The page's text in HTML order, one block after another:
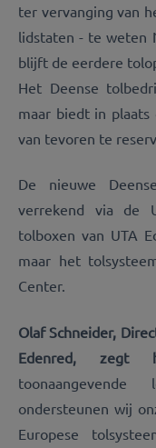
ter vervanging van
lidstaten - te weten
blijft de eerdere
Het Deense
maar biedt in
van tevoren te
De nieuwe
verrekend via de
tolboxen van UTA
maar het
Center.
Olaf Schneider,
Edenred, zegt
toonaangevende
ondersteunen wij
Europese